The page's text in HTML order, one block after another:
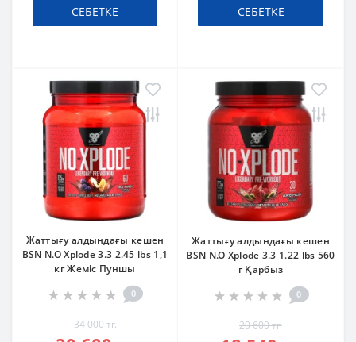
СЕБЕТКЕ СЕБЕТКЕ
Жаттығу алдындағы кешен
BSN N.O Xplode 3.3 2.45 lbs 1,1
кг Жеміс Пуншы
0
34 000 тг.
Жаттығу алдындағы кешен
BSN N.O Xplode 3.3 1.22 lbs 560
г Қарбыз
0
20 600 тг.